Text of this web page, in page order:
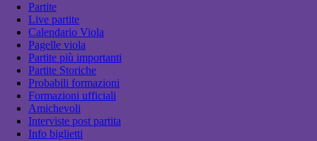
Partite
Live partite
Calendario Viola
Pagelle viola
Partite più importanti
Partite Storiche
Probabili formazioni
Formazioni ufficiali
Amichevoli
Interviste post partita
Info biglietti